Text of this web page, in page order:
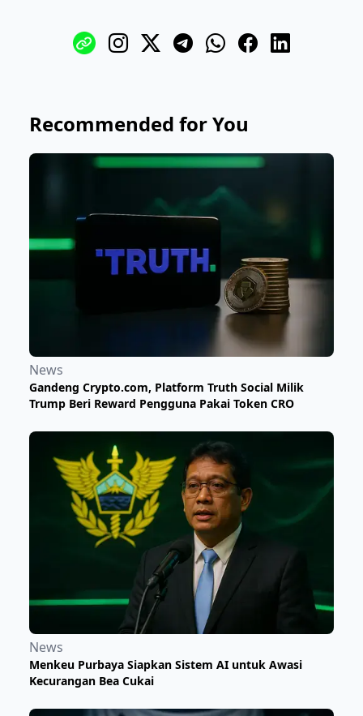
Recommended for You
News
Gandeng Crypto.com, Platform Truth Social Milik
Trump Beri Reward Pengguna Pakai Token CRO
News
Menkeu Purbaya Siapkan Sistem AI untuk Awasi
Kecurangan Bea Cukai